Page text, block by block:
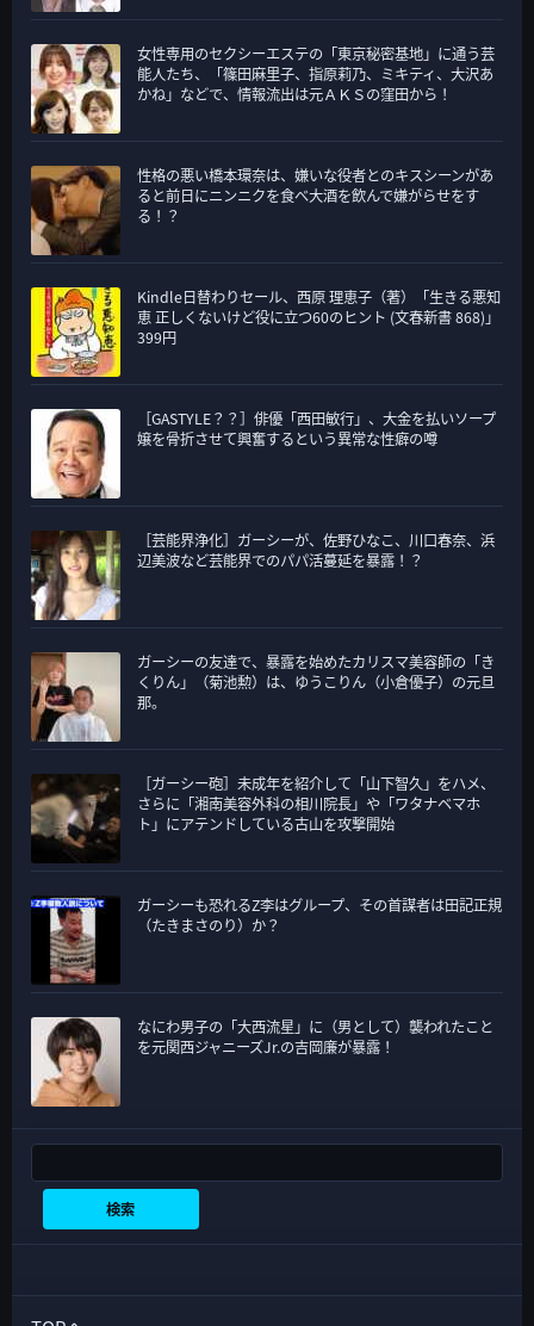
女性専用のセクシーエステの「東京秘密基地」に通う芸
能人たち、「篠田麻里子、指原莉乃、ミキティ、大沢あ
かね」などで、情報流出は元ＡＫＳの窪田から！
性格の悪い橋本環奈は、嫌いな役者とのキスシーンがあ
ると前日にニンニクを食べ大酒を飲んで嫌がらせをす
る！？
Kindle日替わりセール、西原 理恵子（著）「生きる悪知
恵 正しくないけど役に立つ60のヒント (文春新書 868)」
399円
［GASTYLE？？］俳優「西田敏行」、大金を払いソープ
嬢を骨折させて興奮するという異常な性癖の噂
［芸能界浄化］ガーシーが、佐野ひなこ、川口春奈、浜
辺美波など芸能界でのパパ活蔓延を暴露！？
ガーシーの友達で、暴露を始めたカリスマ美容師の「き
くりん」（菊池勲）は、ゆうこりん（小倉優子）の元旦
那。
［ガーシー砲］未成年を紹介して「山下智久」をハメ、
さらに「湘南美容外科の相川院長」や「ワタナベマホ
ト」にアテンドしている古山を攻撃開始
ガーシーも恐れるZ李はグループ、その首謀者は田記正規
（たきまさのり）か？
なにわ男子の「大西流星」に（男として）襲われたこと
を元関西ジャニーズJr.の吉岡廉が暴露！
検索